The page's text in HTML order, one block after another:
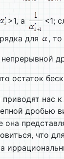
>1, а <1;
для
, то
остаток
приводят нас
дробью
она
что